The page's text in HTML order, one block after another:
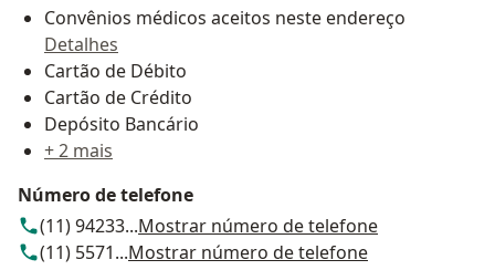
Convênios médicos aceitos neste endereço
Detalhes
Cartão de Débito
Cartão de Crédito
Depósito Bancário
+ 2 mais
Número de telefone
(11) 94233...Mostrar número de telefone
(11) 5571...Mostrar número de telefone